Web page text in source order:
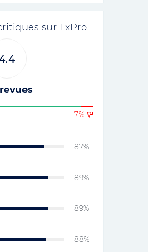
sur FxPro
7%
87%
89%
89%
88%